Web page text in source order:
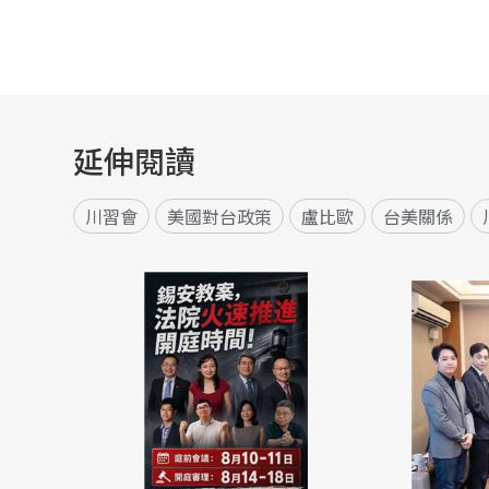
延伸閱讀
川習會 美國對台政策 盧比歐 台美關係